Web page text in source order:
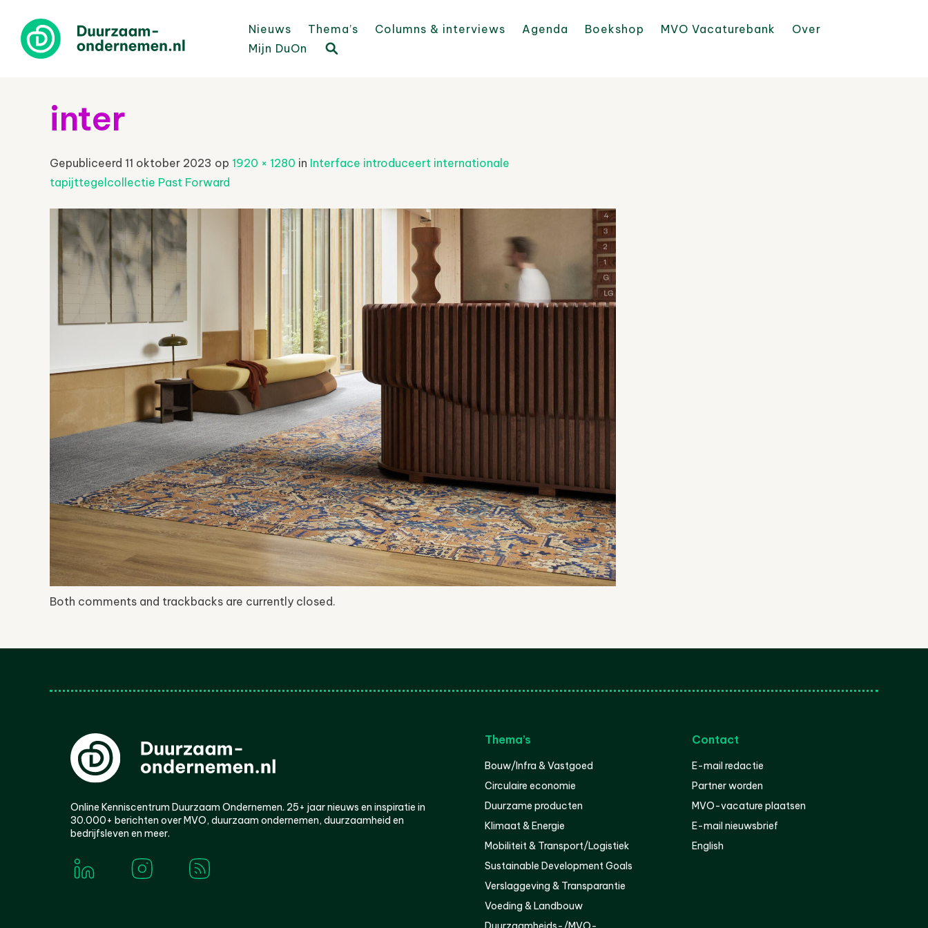
Nieuws Thema’s Columns & interviews Agenda Boekshop MVO Vacaturebank
Over
Mijn DuOn
inter
Gepubliceerd 11 oktober 2023 op 1920 × 1280 in Interface introduceert internationale
tapijttegelcollectie Past Forward
Both comments and trackbacks are currently closed.
Online Kenniscentrum Duurzaam Ondernemen. 25+ jaar nieuws en inspiratie in
30.000+ berichten over MVO, duurzaam ondernemen, duurzaamheid en
bedrijfsleven en meer.
Thema’s
Bouw/Infra & Vastgoed
Circulaire economie
Duurzame producten
Klimaat & Energie
Mobiliteit & Transport/Logistiek
Sustainable Development Goals
Verslaggeving & Transparantie
Voeding & Landbouw
Contact
E-mail redactie
Partner worden
MVO-vacature plaatsen
E-mail nieuwsbrief
English